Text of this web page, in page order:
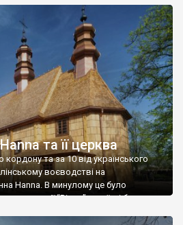
поселення назвали Біла. Перша
1345 роком, а у […]
та її церква
кордону та за 10 від українського
воєводстві на
Hanna. В минулому це було
операції “Вісла” українці були